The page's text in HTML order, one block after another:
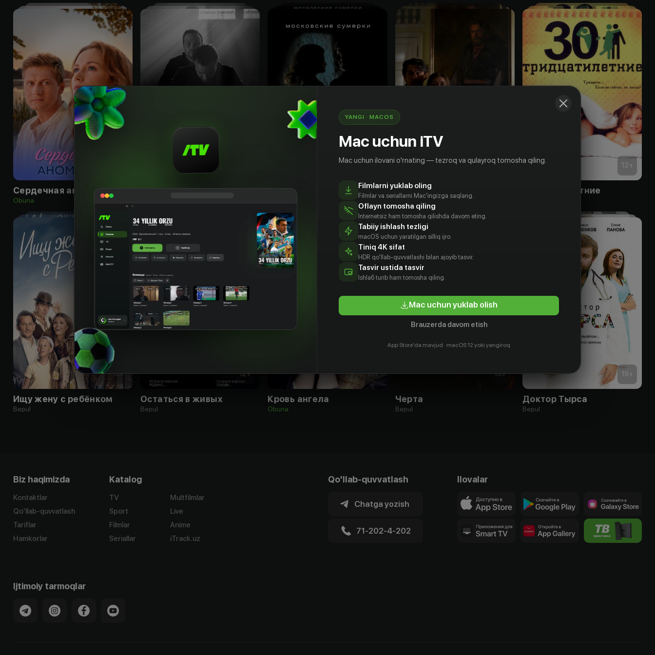
Сердечная аномалия
Obuna
Мертв на 99%
18 +
Московские сумерки
16+
Призраки Арбата
Obuna
12+
Тридцатилетние
16+
Ищу жену с ребёнком
Bepul
12+
Остаться в живых
Bepul
18+
Кровь ангела
Obuna
16+
Черта
Bepul
18+
Доктор Тырса
Bepul
Biz haqimizda
Kontaktlar
Qo'llab-quvvatlash
Tariflar
Hamkorlar
Katalog
TV
Sport
Filmlar
Seriallar
Multfilmlar
Live
Anime
iTrack.uz
Qo'llab-quvvatlash
Chatga yozish
71-202-4-202
Ilovalar
Ijtimoiy tarmoqlar
YANGI · MACOS
Mac uchun iTV
Mac uchun ilovani o'rnating — tezroq va qulayroq tomosha qiling.
Filmlarni yuklab oling
Filmlar va seriallarni Mac'ingizga saqlang.
Oflayn tomosha qiling
Internetsiz ham tomosha qilishda davom eting.
Tabiiy ishlash tezligi
macOS uchun yaratilgan silliq ijro.
Tiniq 4K sifat
HDR qo'llab-quvvatlashi bilan ajoyib tasvir.
Tasvir ustida tasvir
Ishlаб turib ham tomosha qiling.
Mac uchun yuklab olish
Brauzerda davom etish
App Store'da mavjud · macOS 12 yoki yangiroq